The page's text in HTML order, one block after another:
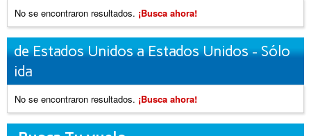
No se encontraron resultados. ¡Busca ahora!
de Estados Unidos a Estados Unidos - Sólo
ida
No se encontraron resultados. ¡Busca ahora!